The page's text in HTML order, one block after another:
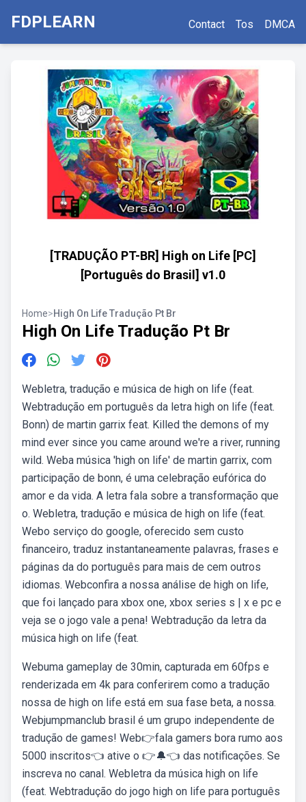
FDPLEARN Contact Tos DMCA
[TRADUÇÃO PT-BR] High on Life [PC]
[Português do Brasil] v1.0
Home>High On Life Tradução Pt Br
High On Life Tradução Pt Br
Webletra, tradução e música de high on life (feat.
Webtradução em português da letra high on life (feat.
Bonn) de martin garrix feat. Killed the demons of my
mind ever since you came around we′re a river, running
wild. Weba música 'high on life' de martin garrix, com
participação de bonn, é uma celebração eufórica do
amor e da vida. A letra fala sobre a transformação que
o. Webletra, tradução e música de high on life (feat.
Webo serviço do google, oferecido sem custo
financeiro, traduz instantaneamente palavras, frases e
páginas da do português para mais de cem outros
idiomas. Webconfira a nossa análise de high on life,
que foi lançado para xbox one, xbox series s | x e pc e
veja se o jogo vale a pena! Webtradução da letra da
música high on life (feat.
Webuma gameplay de 30min, capturada em 60fps e
renderizada em 4k para conferirem como a tradução
nossa de high on life está em sua fase beta, a nossa.
Webjumpmanclub brasil é um grupo independente de
tradução de games! Web👉fala gamers bora rumo aos
5000 inscritos👈 ative o 👉🔔👈 das notificações. Se
inscreva no canal. Webletra da música high on life
(feat. Webtradução do jogo high on life para português